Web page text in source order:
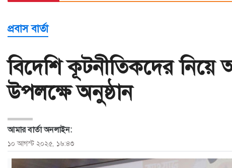
বাণিজ্য
বিনোদন
খেলাধুলা
ও
জীবন
মতামত
প্রবাস বার্তা
বিদেশি কূটনীতিকদের নিয়ে
উপলক্ষে অনুষ্ঠান
আমার বার্তা অনলাইন:
১০ আগস্ট ২০২৫, ১৬:৪৩